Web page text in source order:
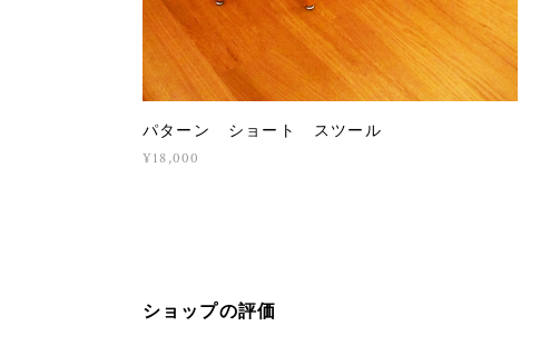
パターン ショート スツール
¥18,000
ショップの評価